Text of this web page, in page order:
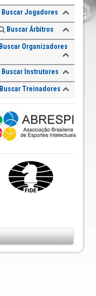
Buscar Jogadores
Buscar Árbitros
Buscar Organizadores
Buscar Instrutores
Buscar Treinadores